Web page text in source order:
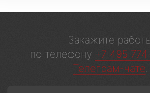
Закажите
по телефону +7 495
Телеграм-чате.